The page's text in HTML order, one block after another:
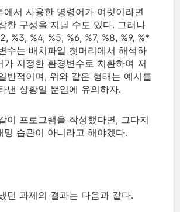
에서 사용한 명령어가 여럿이라면
한 구성을 지닐 수도 있다. 그러나
%3, %4, %5, %6, %7, %8, %9, %*
수는 배치파일 첫머리에서 해석하
가 지정한 환경변수로 치환하여 저
반적이며, 위와 같은 형태는 예시를
낸 상황일 뿐임에 유의하자.
이 프로그램을 작성했다면, 그다지
밍 습관이 아니라고 해야겠다.
던 과제의 결과는 다음과 같다.